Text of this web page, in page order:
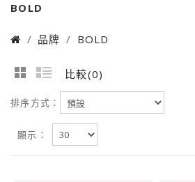
BOLD
品牌 BOLD
比較(0)
排序方式： 預設
顯示： 30